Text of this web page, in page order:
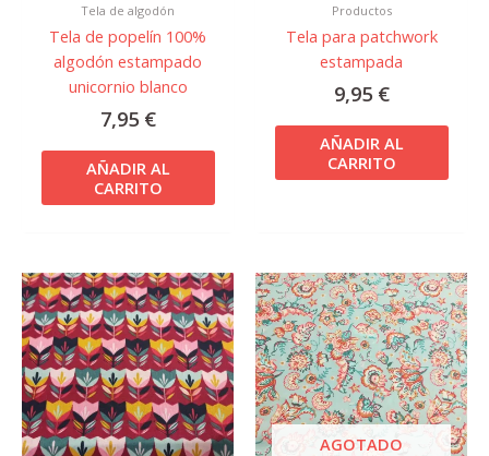
Tela de algodón
Tela de popelín 100%
algodón estampado
unicornio blanco
7,95 €
AÑADIR AL
CARRITO
Productos
Tela para patchwork
estampada
9,95 €
AÑADIR AL
CARRITO
AGOTADO